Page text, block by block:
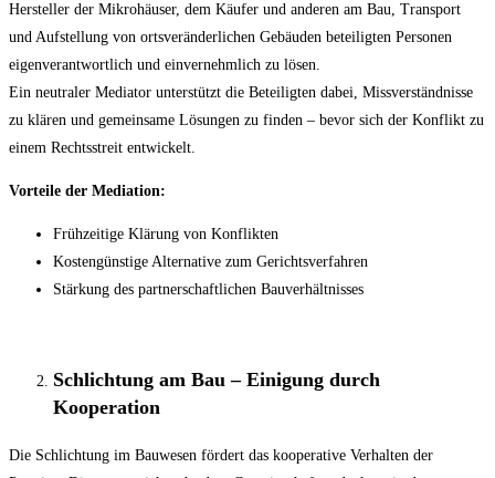
Hersteller der Mikrohäuser, dem Käufer und anderen am Bau, Transport
und Aufstellung von ortsveränderlichen Gebäuden beteiligten Personen
eigenverantwortlich und einvernehmlich zu lösen.
Ein neutraler Mediator unterstützt die Beteiligten dabei, Missverständnisse
zu klären und gemeinsame Lösungen zu finden – bevor sich der Konflikt zu
einem Rechtsstreit entwickelt.
Vorteile der Mediation:
Frühzeitige Klärung von Konflikten
Kostengünstige Alternative zum Gerichtsverfahren
Stärkung des partnerschaftlichen Bauverhältnisses
Schlichtung am Bau – Einigung durch
Kooperation
Die Schlichtung im Bauwesen fördert das kooperative Verhalten der